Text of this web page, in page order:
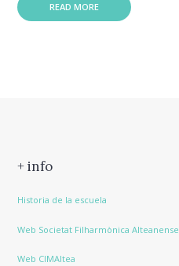
READ MORE
+ info
Historia de la escuela
Web Societat Filharmònica Alteanense
Web CIMAltea